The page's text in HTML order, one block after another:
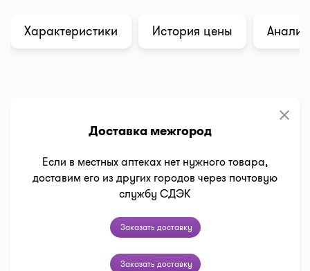
Характеристики История цены
Доставка межгород
clear
Если в местных аптеках нет нужного товара,
доставим его из других городов через почтовую
службу СДЭК
Заказать доставку
Заказать доставку